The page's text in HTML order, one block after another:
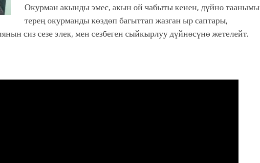
Окурман акынды эмес, акын ой чабыты кенен, дүйнө таанымы
терең окурманды көздөп багыттап жазган ыр саптары,
сиз сезе элек, мен сезбеген сыйкырлуу дүйнөсүнө жетелейт.